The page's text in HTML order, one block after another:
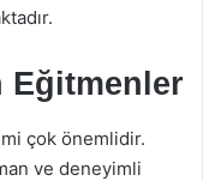
Eğitmenler
çok önemlidir.
ve deneyimli